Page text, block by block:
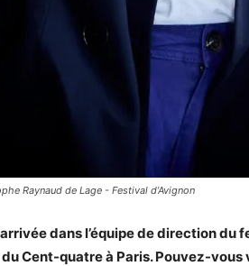
Raynaud de Lage - Festival d’Avignon
dans l’équipe de direction du
Cent-quatre à Paris. Pouvez-vous